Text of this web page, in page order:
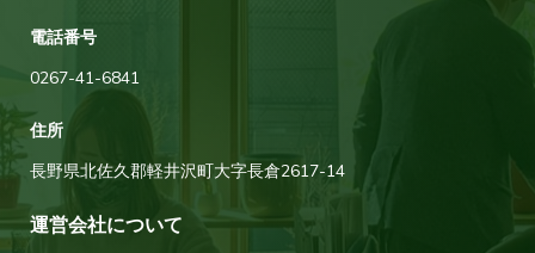
電話番号
0267-41-6841
住所
長野県北佐久郡軽井沢町大字長倉2617-14
運営会社について